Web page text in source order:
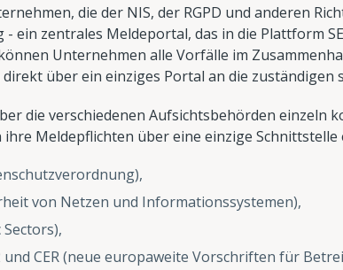
die der NIS, der RGPD und anderen
ein zentrales Meldeportal, das in die Plattform
Unternehmen alle Vorfälle im
über ein einziges Portal an die zuständigen
die verschiedenen Aufsichtsbehörden einzeln
Meldepflichten über eine einzige Schnittstelle
von Netzen und Informationssystemen),
Sectors),
und CER (neue europaweite Vorschriften für